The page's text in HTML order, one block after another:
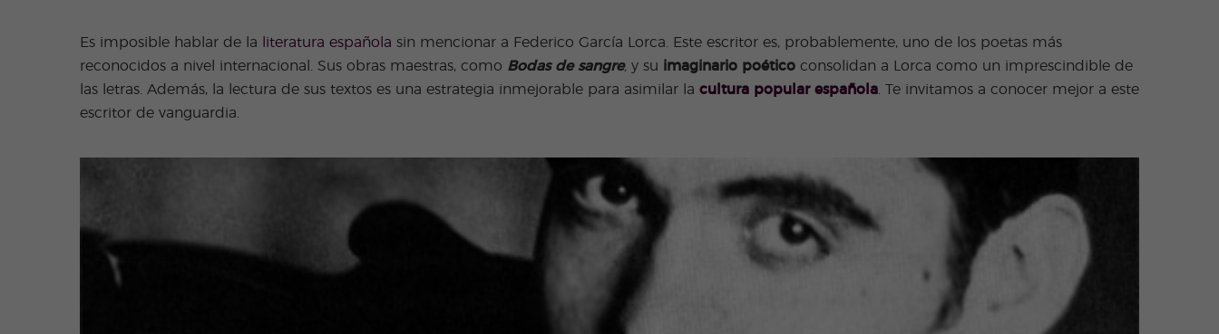
Adultos
Es imposible hablar de la literatura española sin mencionar a Federico García Lorca. Este escritor es, probablemente, uno de los poetas más
reconocidos a nivel internacional. Sus obras maestras, como Bodas de sangre, y su imaginario poético consolidan a Lorca como un imprescindible de
las letras. Además, la lectura de sus textos es una estrategia inmejorable para asimilar la cultura popular española . Te invitamos a conocer mejor a este
escritor de vanguardia.